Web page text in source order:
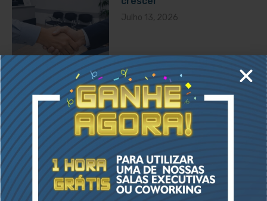
Julho 13, 2026
Como reduzir custos fixos
da empresa sem perder
qualidade
Junho 16, 2026